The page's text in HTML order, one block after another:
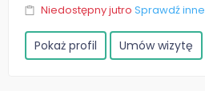
Niedostępny jutro Sprawdź
Pokaż profil Umów wizytę